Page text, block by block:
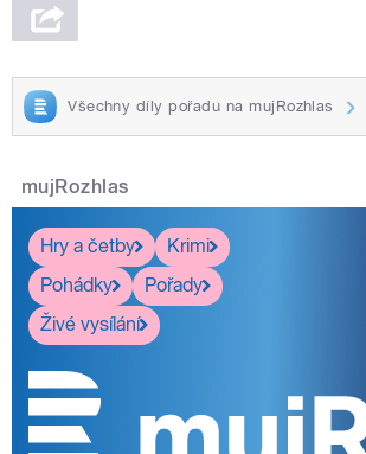
Všechny díly pořadu na mujRozhlas
mujRozhlas
Hry a četby
Krimi
Pohádky
Pořady
Živé vysílání